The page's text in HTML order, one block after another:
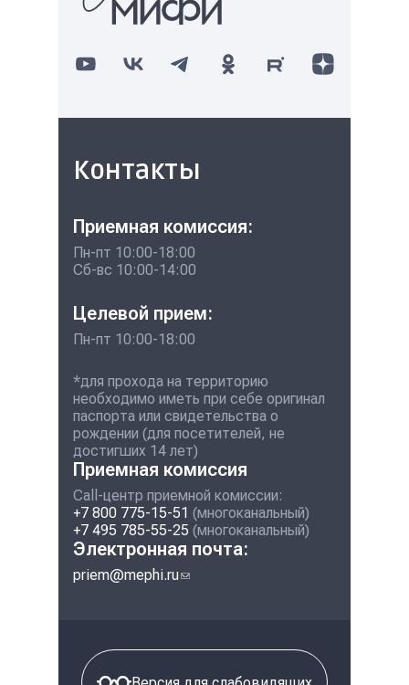
МЕЖДУНАРОДНЫЕ
ЦЕНТРЫ
Контакты
Приемная комиссия:
Пн-пт 10:00-18:00
Сб-вс 10:00-14:00
Целевой прием:
Пн-пт 10:00-18:00
*для прохода на территорию
необходимо иметь при себе оригинал
паспорта или свидетельства о
рождении (для посетителей, не
достигших 14 лет)
Приемная комиссия
Call-центр приемной комиссии:
+7 800 775-15-51 (многоканальный)
+7 495 785-55-25 (многоканальный)
Электронная почта:
priem@mephi.ru(ссылка для отправки